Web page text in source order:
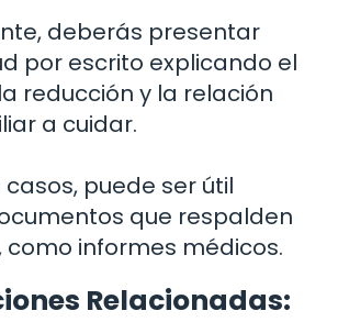
deberás presentar
por escrito explicando el
reducción y la relación
a cuidar.
casos, puede ser útil
que respalden
como informes médicos.
Relacionadas: